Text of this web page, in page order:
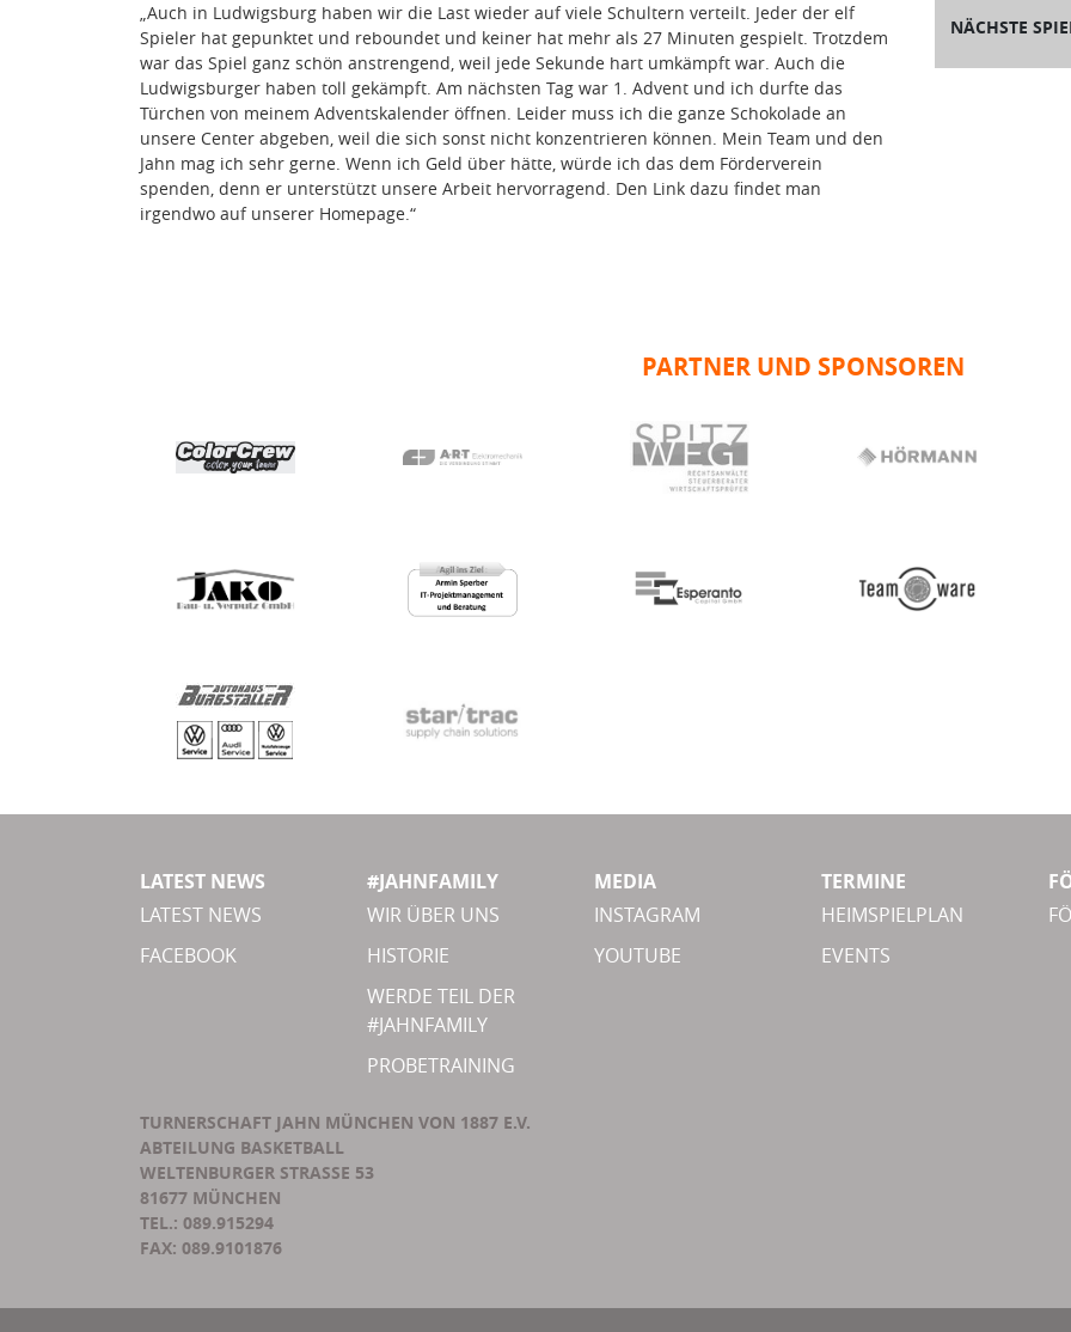
„Auch in Ludwigsburg haben wir die Last wieder auf viele Schultern verteilt. Jeder der elf
Spieler hat gepunktet und reboundet und keiner hat mehr als 27 Minuten gespielt. Trotzdem
war das Spiel ganz schön anstrengend, weil jede Sekunde hart umkämpft war. Auch die
Ludwigsburger haben toll gekämpft. Am nächsten Tag war 1. Advent und ich durfte das
Türchen von meinem Adventskalender öffnen. Leider muss ich die ganze Schokolade an
unsere Center abgeben, weil die sich sonst nicht konzentrieren können. Mein Team und den
Jahn mag ich sehr gerne. Wenn ich Geld über hätte, würde ich das dem Förderverein
spenden, denn er unterstützt unsere Arbeit hervorragend. Den Link dazu findet man
irgendwo auf unserer Homepage.“
NÄCHSTE
PARTNER UND SPONSOREN
LATEST NEWS
LATEST NEWS
FACEBOOK
#JAHNFAMILY
WIR ÜBER UNS
HISTORIE
WERDE TEIL DER
#JAHNFAMILY
PROBETRAINING
MEDIA
INSTAGRAM
YOUTUBE
TERMINE
HEIMSPIELPLAN
EVENTS
TURNERSCHAFT JAHN MÜNCHEN VON 1887 E.V.
ABTEILUNG BASKETBALL
WELTENBURGER STRASSE 53
81677 MÜNCHEN
TEL.: 089.915294
FAX: 089.9101876